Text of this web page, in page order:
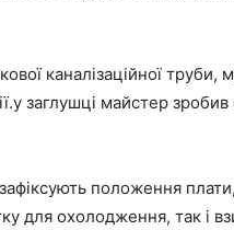
каналізаційної труби,
заглушці майстер
положення
для охолодження, так і